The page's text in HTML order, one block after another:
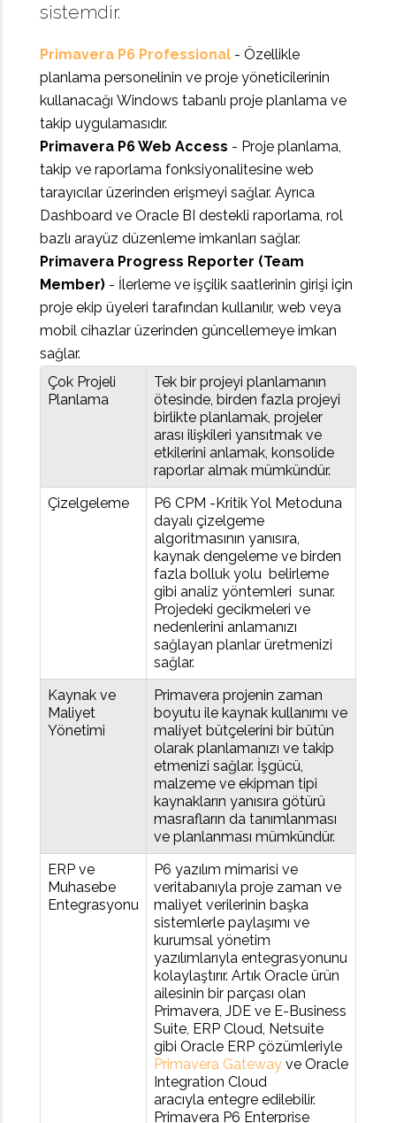
sistemdir.
Primavera P6 Professional - Özellikle
planlama personelinin ve proje yöneticilerinin
kullanacağı Windows tabanlı proje planlama ve
takip uygulamasıdır.
Primavera P6 Web Access - Proje planlama,
takip ve raporlama fonksiyonalitesine web
tarayıcılar üzerinden erişmeyi sağlar. Ayrıca
Dashboard ve Oracle BI destekli raporlama, rol
bazlı arayüz düzenleme imkanları sağlar.
Primavera Progress Reporter (Team
Member) - İlerleme ve işçilik saatlerinin girişi için
proje ekip üyeleri tarafından kullanılır, web veya
mobil cihazlar üzerinden güncellemeye imkan
sağlar.
Çok Projeli
Planlama
Tek bir projeyi planlamanın
ötesinde, birden fazla projeyi
birlikte planlamak, projeler
arası ilişkileri yansıtmak ve
etkilerini anlamak, konsolide
raporlar almak mümkündür.
Çizelgeleme
P6 CPM -Kritik Yol Metoduna
dayalı çizelgeme
algoritmasının yanısıra,
kaynak dengeleme ve birden
fazla bolluk yolu belirleme
gibi analiz yöntemleri sunar.
Projedeki gecikmeleri ve
nedenlerini anlamanızı
sağlayan planlar üretmenizi
sağlar.
Kaynak ve
Maliyet
Yönetimi
Primavera projenin zaman
boyutu ile kaynak kullanımı ve
maliyet bütçelerini bir bütün
olarak planlamanızı ve takip
etmenizi sağlar. İşgücü,
malzeme ve ekipman tipi
kaynakların yanısıra götürü
masrafların da tanımlanması
ve planlanması mümkündür.
ERP ve
Muhasebe
Entegrasyonu
P6 yazılım mimarisi ve
veritabanıyla proje zaman ve
maliyet verilerinin başka
sistemlerle paylaşımı ve
kurumsal yönetim
yazılımlarıyla entegrasyonunu
kolaylaştırır. Artık Oracle ürün
ailesinin bir parçası olan
Primavera, JDE ve E-Business
Suite, ERP Cloud, Netsuite
gibi Oracle ERP çözümleriyle
Primavera Gateway ve Oracle
Integration Cloud
aracıyla entegre edilebilir.
Primavera P6 Enterprise